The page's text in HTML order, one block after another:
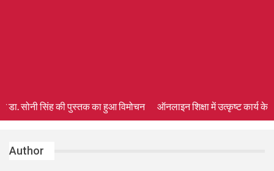
सोनी सिंह की पुस्तक का हुआ विमोचन ऑनलाइन शिक्षा में उत्कृष्ट कार्य के लिए
Author